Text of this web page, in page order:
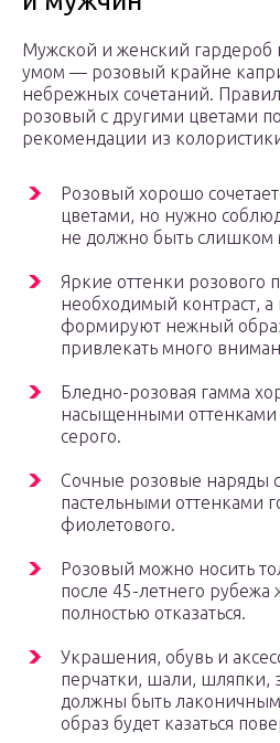
Мужской и женский гардероб
умом — розовый крайне
небрежных сочетаний.
розовый с другими цветами
рекомендации из
Розовый хорошо
цветами, но нужно
не должно быть слишком
Яркие оттенки розового
необходимый контраст, а
формируют нежный
привлекать много
Бледно-розовая гамма
насыщенными оттенками
серого.
Сочные розовые наряды
пастельными оттенками
фиолетового.
Розовый можно носить
после 45-летнего рубежа
полностью отказаться.
Украшения, обувь и
перчатки, шали, шляпки,
должны быть
образ будет казаться